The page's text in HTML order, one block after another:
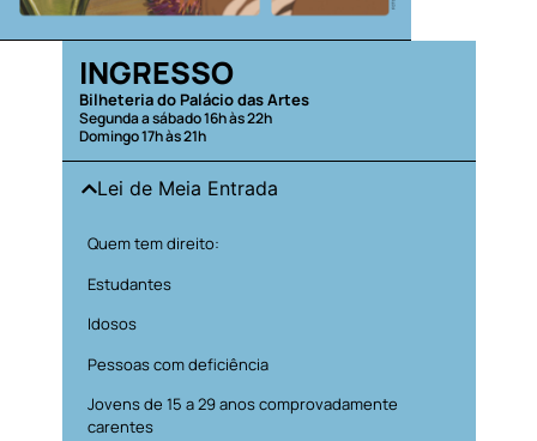
INGRESSO
Bilheteria do Palácio das Artes
Segunda a sábado 16h às 22h
Domingo 17h às 21h
Lei de Meia Entrada
Quem tem direito:
Estudantes
Idosos
Pessoas com deficiência
Jovens de 15 a 29 anos comprovadamente
carentes